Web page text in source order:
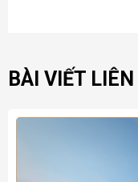
BÀI VIẾT LIÊN